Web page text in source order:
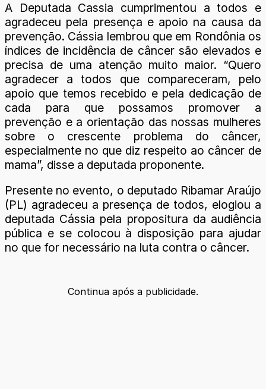
A Deputada Cassia cumprimentou a todos e
agradeceu pela presença e apoio na causa da
prevenção. Cássia lembrou que em Rondônia os
índices de incidência de câncer são elevados e
precisa de uma atenção muito maior. “Quero
agradecer a todos que compareceram, pelo
apoio que temos recebido e pela dedicação de
cada para que possamos promover a
prevenção e a orientação das nossas mulheres
sobre o crescente problema do câncer,
especialmente no que diz respeito ao câncer de
mama”, disse a deputada proponente.
Presente no evento, o deputado Ribamar Araújo
(PL) agradeceu a presença de todos, elogiou a
deputada Cássia pela propositura da audiência
pública e se colocou à disposição para ajudar
no que for necessário na luta contra o câncer.
Continua após a publicidade.